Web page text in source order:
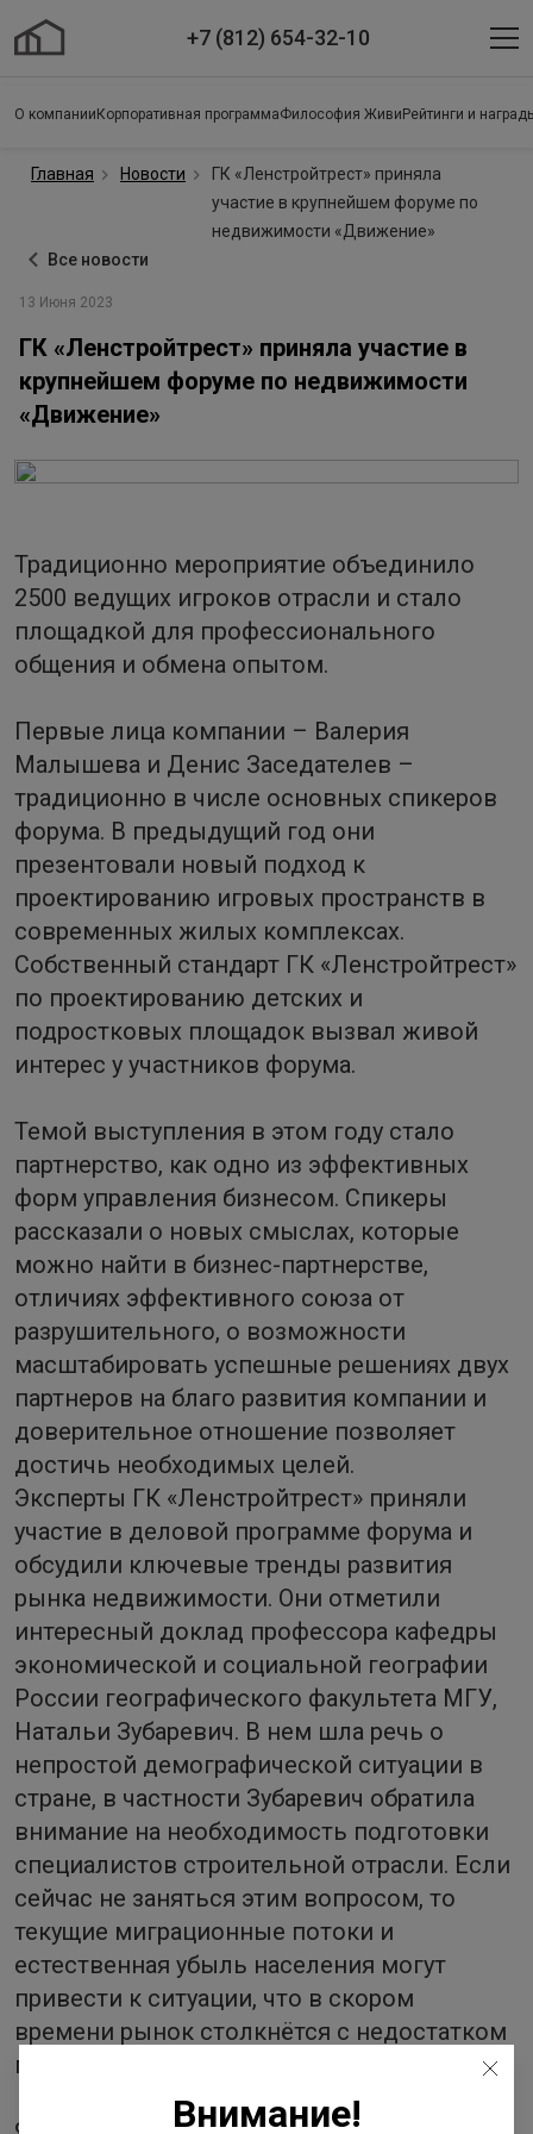
+7 (812) 654-32-10
О компании Корпоративная программаФилософия Живи Рейтинги и
Главная Новости
ГК «Ленстройтрест» приняла
участие в крупнейшем форуме по
недвижимости «Движение»
Все новости
13 Июня 2023
ГК «Ленстройтрест» приняла участие в
крупнейшем форуме по недвижимости
«Движение»
Традиционно мероприятие объединило
2500 ведущих игроков отрасли и стало
площадкой для профессионального
общения и обмена опытом.
Первые лица компании – Валерия
Малышева и Денис Заседателев –
традиционно в числе основных спикеров
форума. В предыдущий год они
презентовали новый подход к
проектированию игровых пространств в
современных жилых комплексах.
Собственный стандарт ГК «Ленстройтрест»
по проектированию детских и
подростковых площадок вызвал живой
интерес у участников форума.
Темой выступления в этом году стало
партнерство, как одно из эффективных
форм управления бизнесом. Спикеры
рассказали о новых смыслах, которые
можно найти в бизнес-партнерстве,
отличиях эффективного союза от
разрушительного, о возможности
масштабировать успешные решениях двух
партнеров на благо развития компании и
доверительное отношение позволяет
достичь необходимых целей.
Эксперты ГК «Ленстройтрест» приняли
участие в деловой программе форума и
обсудили ключевые тренды развития
рынка недвижимости. Они отметили
интересный доклад профессора кафедры
экономической и социальной географии
России географического факультета МГУ,
Натальи Зубаревич. В нем шла речь о
непростой демографической ситуации в
стране, в частности Зубаревич обратила
внимание на необходимость подготовки
специалистов строительной отрасли. Если
сейчас не заняться этим вопросом, то
текущие миграционные потоки и
естественная убыль населения могут
привести к ситуации, что в скором
времени рынок столкнётся с недостатком
профессиональных кадров.
Внимание!